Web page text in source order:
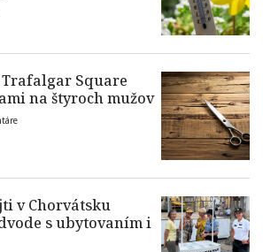
Square
na štyroch mužov
v Chorvátsku
s ubytovaním i